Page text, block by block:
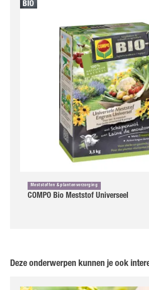
Meststoffen & plantenverzorging
COMPO Bio Meststof Universeel
Deze onderwerpen kunnen je ook